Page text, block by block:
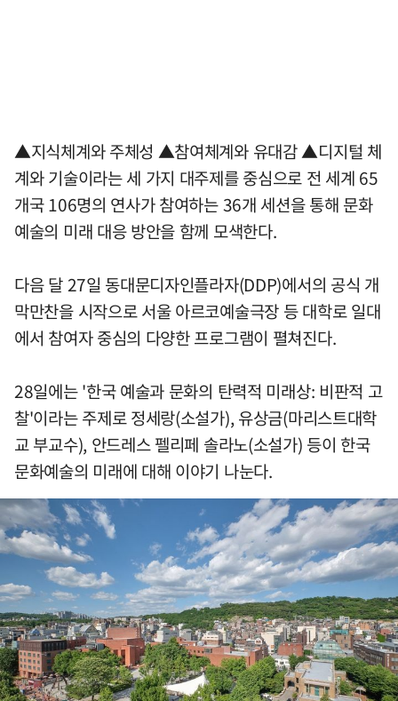
▲지식체계와 주체성 ▲참여체계와 유대감 ▲디지털 체
계와 기술이라는 세 가지 대주제를 중심으로 전 세계 65
개국 106명의 연사가 참여하는 36개 세션을 통해 문화
예술의 미래 대응 방안을 함께 모색한다.
다음 달 27일 동대문디자인플라자(DDP)에서의 공식 개
막만찬을 시작으로 서울 아르코예술극장 등 대학로 일대
에서 참여자 중심의 다양한 프로그램이 펼쳐진다.
28일에는 '한국 예술과 문화의 탄력적 미래상: 비판적 고
찰'이라는 주제로 정세랑(소설가), 유상금(마리스트대학
교 부교수), 안드레스 펠리페 솔라노(소설가) 등이 한국
문화예술의 미래에 대해 이야기 나눈다.